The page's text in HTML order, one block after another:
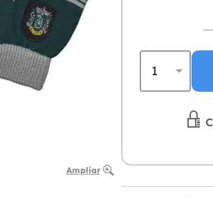
Ampliar